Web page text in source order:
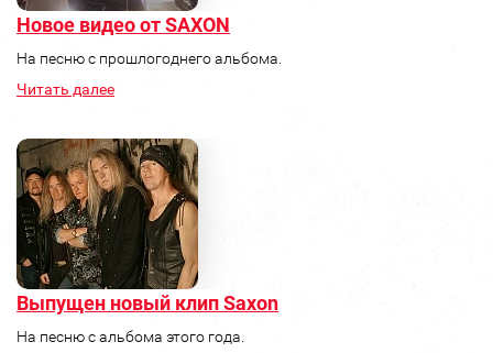
Новое видео от SAXON
На песню с прошлогоднего альбома.
Читать далее
Выпущен новый клип Saxon
На песню с альбома этого года.